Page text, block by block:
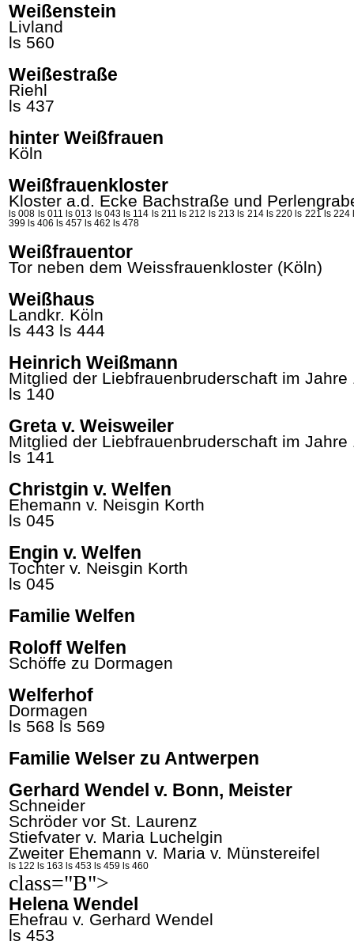
Weißenstein
Livland
ls 560
Weißestraße
Riehl
ls 437
hinter Weißfrauen
Köln
Weißfrauenkloster
Kloster a.d. Ecke Bachstraße und
ls 008 ls 011 ls 013 ls 043 ls 114 ls 211 ls 212 ls 213 ls 214 ls 220 ls 221 ls 224
399 ls 406 ls 457 ls 462 ls 478
Weißfrauentor
Tor neben dem Weissfrauenkloster (Köln)
Weißhaus
Landkr. Köln
ls 443 ls 444
Heinrich Weißmann
Mitglied der Liebfrauenbruderschaft im Jahre
ls 140
Greta v. Weisweiler
Mitglied der Liebfrauenbruderschaft im Jahre
ls 141
Christgin v. Welfen
Ehemann v. Neisgin Korth
ls 045
Engin v. Welfen
Tochter v. Neisgin Korth
ls 045
Familie Welfen
Roloff Welfen
Schöffe zu Dormagen
Welferhof
Dormagen
ls 568 ls 569
Familie Welser zu Antwerpen
Gerhard Wendel v. Bonn, Meister
Schneider
Schröder vor St. Laurenz
Stiefvater v. Maria Luchelgin
Zweiter Ehemann v. Maria v. Münstereifel
ls 122 ls 163 ls 453 ls 459 ls 460
class="B">
Helena Wendel
Ehefrau v. Gerhard Wendel
ls 453